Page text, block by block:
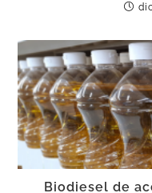
Biodiesel de